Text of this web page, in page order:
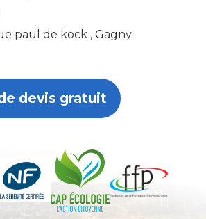
paul de kock , Gagny
devis gratuit